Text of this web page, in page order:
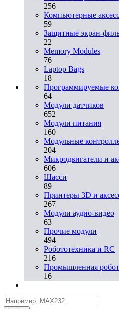
256
Компьютерные
59
Защитные экран-
22
Memory Modules
76
Laptop Bags
18
Программируемые
64
Модули датчиков
652
Модули питания
160
Модульные
204
Микродвигатели и
606
Шасси
89
Принтеры 3D и
267
Модули аудио-видео
63
Прочие модули
494
Робототехника и RC
216
Промышленная
16